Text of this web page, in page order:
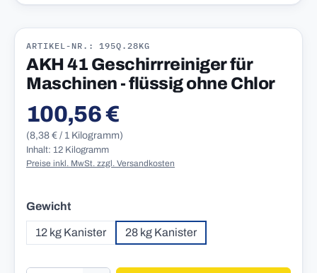
ARTIKEL-NR.: 195Q.28KG
AKH 41 Geschirrreiniger für
Maschinen - flüssig ohne Chlor
Regulärer Preis:
100,56 €
(8,38 € / 1 Kilogramm)
Inhalt: 12 Kilogramm
Preise inkl. MwSt. zzgl. Versandkosten
Gewichtauswählen
12 kg Kanister 28 kg Kanister